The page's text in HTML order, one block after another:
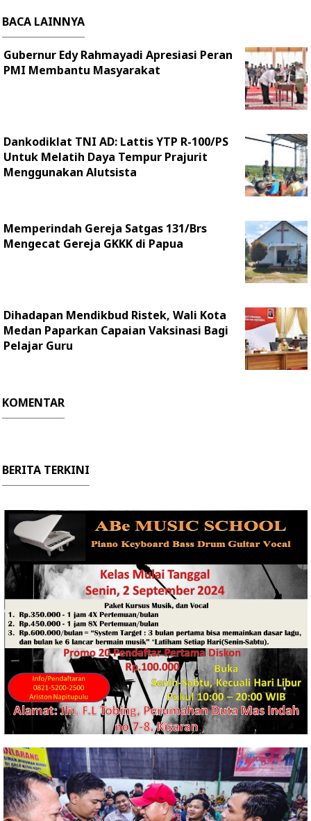
BACA LAINNYA
Gubernur Edy Rahmayadi Apresiasi Peran
PMI Membantu Masyarakat
Dankodiklat TNI AD: Lattis YTP R-100/PS
Untuk Melatih Daya Tempur Prajurit
Menggunakan Alutsista
Memperindah Gereja Satgas 131/Brs
Mengecat Gereja GKKK di Papua
Dihadapan Mendikbud Ristek, Wali Kota
Medan Paparkan Capaian Vaksinasi Bagi
Pelajar Guru
KOMENTAR
BERITA TERKINI